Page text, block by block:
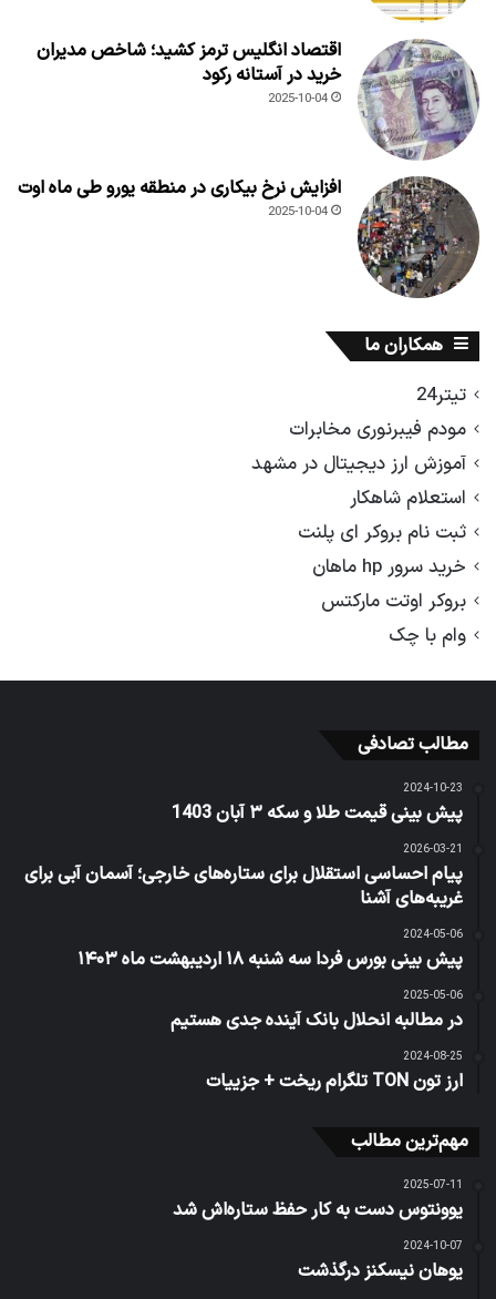
اقتصاد انگلیس ترمز کشید؛ شاخص مدیران
خرید در آستانه رکود
2025-10-04
افزایش نرخ بیکاری در منطقه یورو طی ماه اوت
2025-10-04
همکاران ما
تیتر24
مودم فیبرنوری مخابرات
آموزش ارز دیجیتال در مشهد
استعلام شاهکار
ثبت نام بروکر ای پلنت
خرید سرور hp ماهان
بروکر اوتت مارکتس
وام با چک
مطالب تصادفی
2024-10-23
پیش‌ بینی قیمت طلا و سکه ۳ آبان 1403
2026-03-21
پیام احساسی استقلال برای ستاره‌های خارجی؛ آسمان آبی برای
غریبه‌های آشنا
2024-05-06
پیش بینی بورس فردا سه شنبه ۱۸ اردیبهشت ماه ۱۴۰۳
2025-05-06
در مطالبه انحلال بانک آینده جدی هستیم
2024-08-25
ارز تون TON تلگرام ریخت + جزییات
مهم‌ترین مطالب
2025-07-11
یوونتوس دست به کار حفظ ستاره‌اش شد
2024-10-07
یوهان نیسکنز درگذشت